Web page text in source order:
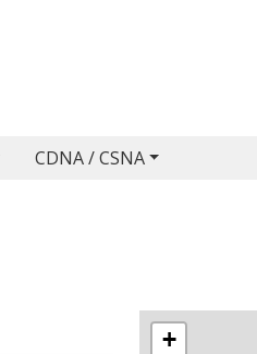
CDNA / CSNA
+